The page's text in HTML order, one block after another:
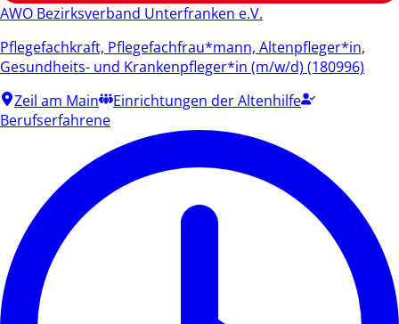
AWO Bezirksverband Unterfranken e.V.
Pflegefachkraft, Pflegefachfrau*mann, Altenpfleger*in,
Gesundheits- und Krankenpfleger*in (m/w/d) (180996)
Zeil am Main
Einrichtungen der Altenhilfe
Berufserfahrene